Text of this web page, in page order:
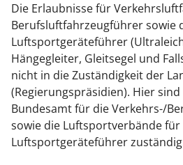
Die Erlaubnisse für
Berufsluftfahrzeugführer sowie
Luftsportgeräteführer
Hängegleiter, Gleitsegel und
nicht in die Zuständigkeit der
(Regierungspräsidien). Hier
Bundesamt für die Verkehrs-/
sowie die Luftsportverbände für
Luftsportgeräteführer